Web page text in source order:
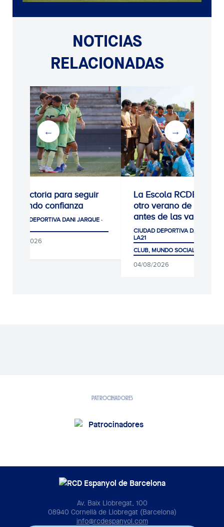
NOTICIAS
RELACIONADAS
Victoria para seguir
confianza
DEPORTIVA DANI JARQUE ·
La Escola RCDE cierra
otro verano de récord
antes de las vacaciones
CIUDAD DEPORTIVA DANI JARQUE ·
CLUB, MUNDO SOCIAL Y AFICIÓN
04/08/2026
PATROCINADORES
Av. Baix Llobregat, 100
08940 Cornellà de Llobregat (Barcelona)
info@rcdespanyol.com